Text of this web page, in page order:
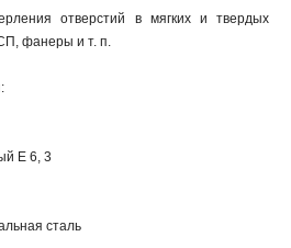
отверстий в мягких и твердых
фанеры и т. п.
Е 6, 3
сталь